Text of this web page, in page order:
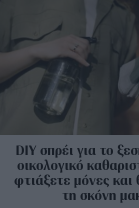
DIY σπρέι για το
οικολογικό
φτιάξετε μόνες και
τη σκόνη